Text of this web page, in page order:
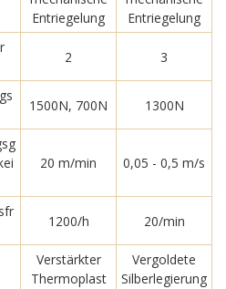
Entriegelung
Entriegelung
2 3
1500N, 700N 1300N
20 m/min 0,05 - 0,5 m/s
1200/h 20/min
Verstärkter
Thermoplast
Vergoldete
Silberlegierung